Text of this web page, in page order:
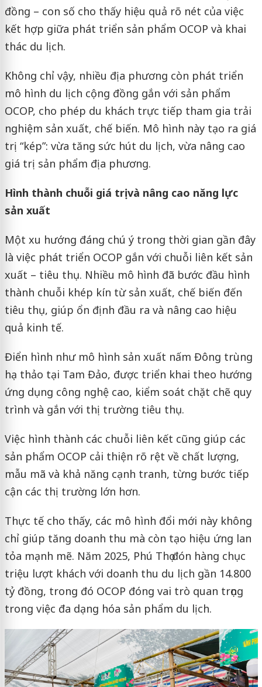
đồng – con số cho thấy hiệu quả rõ nét của việc
kết hợp giữa phát triển sản phẩm OCOP và khai
thác du lịch.
Không chỉ vậy, nhiều địa phương còn phát triển
mô hình du lịch cộng đồng gắn với sản phẩm
OCOP, cho phép du khách trực tiếp tham gia trải
nghiệm sản xuất, chế biến. Mô hình này tạo ra giá
trị “kép”: vừa tăng sức hút du lịch, vừa nâng cao
giá trị sản phẩm địa phương.
Hình thành chuỗi giá trị và nâng cao năng lực
sản xuất
Một xu hướng đáng chú ý trong thời gian gần đây
là việc phát triển OCOP gắn với chuỗi liên kết sản
xuất – tiêu thụ. Nhiều mô hình đã bước đầu hình
thành chuỗi khép kín từ sản xuất, chế biến đến
tiêu thụ, giúp ổn định đầu ra và nâng cao hiệu
quả kinh tế.
Điển hình như mô hình sản xuất nấm Đông trùng
hạ thảo tại Tam Đảo, được triển khai theo hướng
ứng dụng công nghệ cao, kiểm soát chặt chẽ quy
trình và gắn với thị trường tiêu thụ.
Việc hình thành các chuỗi liên kết cũng giúp các
sản phẩm OCOP cải thiện rõ rệt về chất lượng,
mẫu mã và khả năng cạnh tranh, từng bước tiếp
cận các thị trường lớn hơn.
Thực tế cho thấy, các mô hình đổi mới này không
chỉ giúp tăng doanh thu mà còn tạo hiệu ứng lan
tỏa mạnh mẽ. Năm 2025, Phú Thọ đón hàng chục
triệu lượt khách với doanh thu du lịch gần 14.800
tỷ đồng, trong đó OCOP đóng vai trò quan trọng
trong việc đa dạng hóa sản phẩm du lịch.